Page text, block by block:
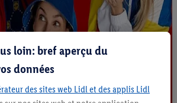
loin: bref aperçu du
données
des sites web Lidl et des applis Lidl